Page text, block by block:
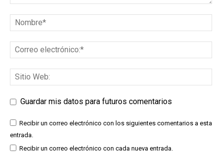
Guardar mis datos para futuros comentarios
Recibir un correo electrónico con los siguientes comentarios a esta
entrada.
Recibir un correo electrónico con cada nueva entrada.